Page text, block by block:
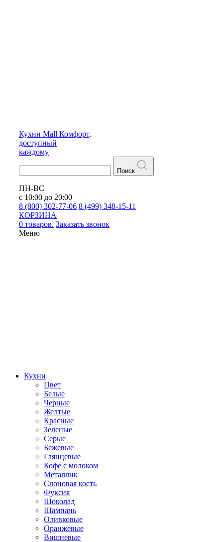
Кухни Mall Комфорт,
доступный
каждому
Поиск
ПН-ВС
с 10:00 до 20:00
8 (800) 302-77-06 8 (499) 348-15-11
КОРЗИНА
0 товаров. Заказать звонок
Меню
Кухни
Цвет
Белые
Черные
Желтые
Красные
Зеленые
Серые
Бежевые
Глянцевые
Кофе с молоком
Металлик
Слоновая кость
Фуксия
Шоколад
Шампань
Оливковые
Оранжевые
Вишневые